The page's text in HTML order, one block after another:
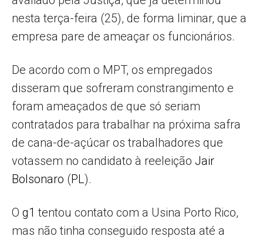
nesta terça-feira (25), de forma liminar, que a
empresa pare de ameaçar os funcionários.
De acordo com o MPT, os empregados
disseram que sofreram constrangimento e
foram ameaçados de que só seriam
contratados para trabalhar na próxima safra
de cana-de-açúcar os trabalhadores que
votassem no candidato à reeleição Jair
Bolsonaro (PL).
O g1 tentou contato com a Usina Porto Rico,
mas não tinha conseguido resposta até a